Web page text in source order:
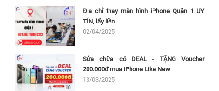
Địa chỉ thay màn hình iPhone Quận 1 UY
TÍN, lấy liền
02/04/2025
Sửa chữa có DEAL - TẶNG Voucher
200.000đ mua iPhone Like New
13/03/2025